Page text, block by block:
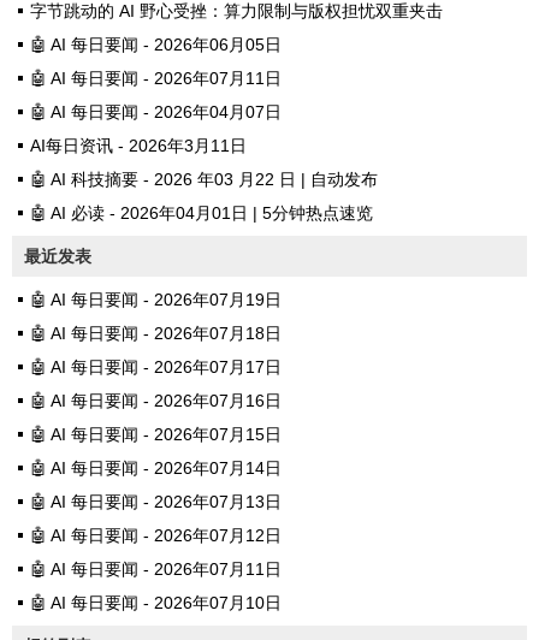
字节跳动的 AI 野心受挫：算力限制与版权担忧双重夹击
🤖 AI 每日要闻 - 2026年06月05日
🤖 AI 每日要闻 - 2026年07月11日
🤖 AI 每日要闻 - 2026年04月07日
AI每日资讯 - 2026年3月11日
🤖 AI 科技摘要 - 2026 年03 月22 日 | 自动发布
🤖 AI 必读 - 2026年04月01日 | 5分钟热点速览
最近发表
🤖 AI 每日要闻 - 2026年07月19日
🤖 AI 每日要闻 - 2026年07月18日
🤖 AI 每日要闻 - 2026年07月17日
🤖 AI 每日要闻 - 2026年07月16日
🤖 AI 每日要闻 - 2026年07月15日
🤖 AI 每日要闻 - 2026年07月14日
🤖 AI 每日要闻 - 2026年07月13日
🤖 AI 每日要闻 - 2026年07月12日
🤖 AI 每日要闻 - 2026年07月11日
🤖 AI 每日要闻 - 2026年07月10日